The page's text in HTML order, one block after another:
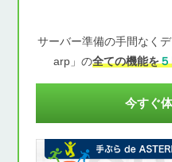
サーバー準備の手間なく
arp」の全ての機能を
今すぐ